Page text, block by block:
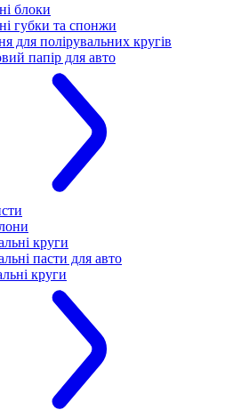
блоки
губки та спонжи
для полірувальних кругів
папір для авто
круги
пасти для авто
круги